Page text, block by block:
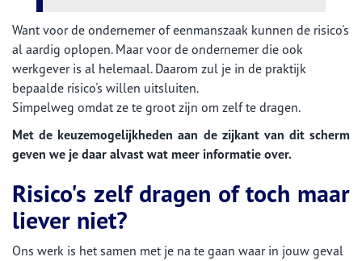
Want voor de ondernemer of eenmanszaak kunnen de risico's
al aardig oplopen. Maar voor de ondernemer die ook
werkgever is al helemaal. Daarom zul je in de praktijk
bepaalde risico's willen uitsluiten.
Simpelweg omdat ze te groot zijn om zelf te dragen.
Met de keuzemogelijkheden aan de zijkant van dit scherm
geven we je daar alvast wat meer informatie over.
Risico's zelf dragen of toch maar
liever niet?
Ons werk is het samen met je na te gaan waar in jouw geval